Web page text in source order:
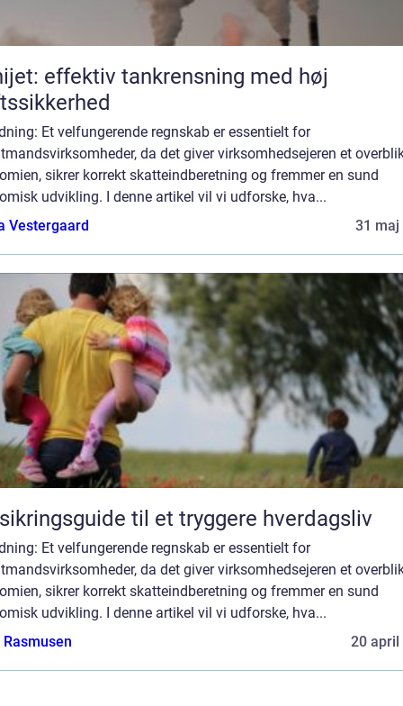
effektiv tankrensning med høj
Et velfungerende regnskab er essentielt for
da det giver virksomhedsejeren et
sikrer korrekt skatteindberetning og fremmer en sund
udvikling. I denne artikel vil vi udforske, hva...
Vestergaard
31 maj
til et tryggere hverdagsliv
Et velfungerende regnskab er essentielt for
da det giver virksomhedsejeren et
sikrer korrekt skatteindberetning og fremmer en sund
udvikling. I denne artikel vil vi udforske, hva...
20 april